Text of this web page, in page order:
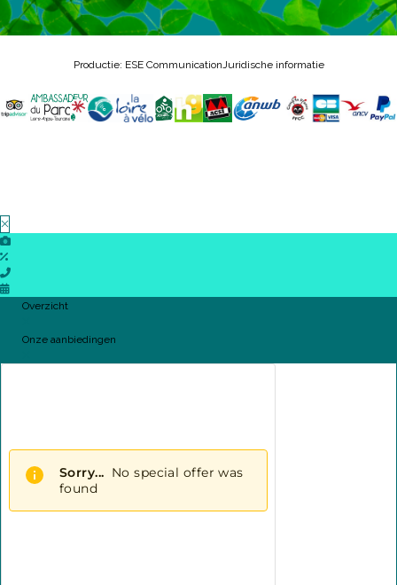
Productie: ESE Communication Juridische informatie
Overzicht
Onze aanbiedingen